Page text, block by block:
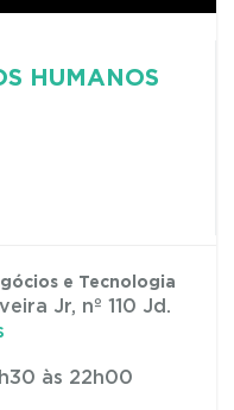
HUMANOS
e Tecnologia
Jr, nº 110 Jd.
às 22h00